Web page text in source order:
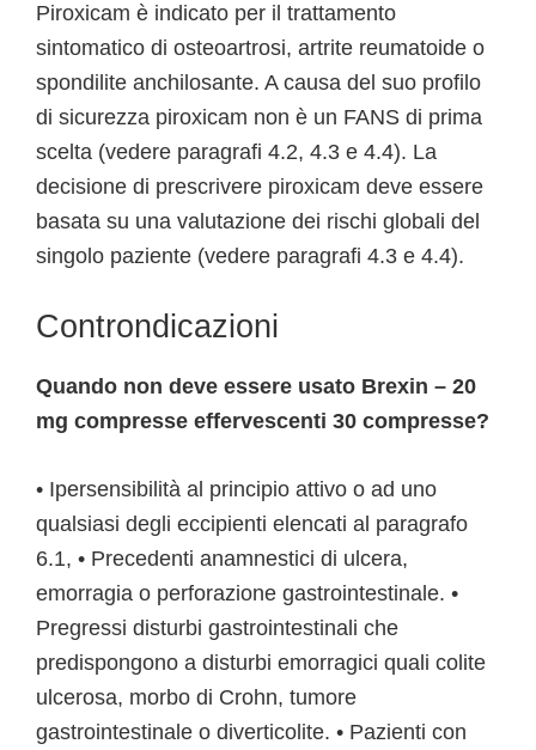
Piroxicam è indicato per il trattamento
sintomatico di osteoartrosi, artrite reumatoide o
spondilite anchilosante. A causa del suo profilo
di sicurezza piroxicam non è un FANS di prima
scelta (vedere paragrafi 4.2, 4.3 e 4.4). La
decisione di prescrivere piroxicam deve essere
basata su una valutazione dei rischi globali del
singolo paziente (vedere paragrafi 4.3 e 4.4).
Controndicazioni
Quando non deve essere usato Brexin – 20
mg compresse effervescenti 30 compresse?
• Ipersensibilità al principio attivo o ad uno
qualsiasi degli eccipienti elencati al paragrafo
6.1, • Precedenti anamnestici di ulcera,
emorragia o perforazione gastrointestinale. •
Pregressi disturbi gastrointestinali che
predispongono a disturbi emorragici quali colite
ulcerosa, morbo di Crohn, tumore
gastrointestinale o diverticolite. • Pazienti con